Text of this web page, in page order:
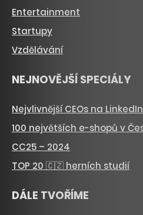
Entertainment
Startupy
Vzdělávání
NEJNOVĚJŠÍ SPECIÁLY
Nejvlivnější CEOs na
100 největších e-shopů v
CC25 – 2024
TOP 20 🇨🇿 herních studií
DÁLE TVOŘÍME